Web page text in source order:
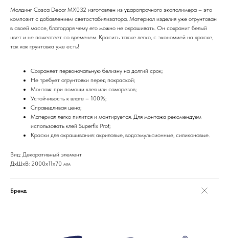
Молдинг Cosca Decor MX032 изготовлен из ударопрочного экополимера – это
композит с добавлением светостабилизатора. Материал изделия уже огрунтован
в своей массе, благодаря чему его можно не окрашивать. Он сохранит белый
цвет и не пожелтеет со временем. Красить также легко, с экономией на краске,
так как грунтовка уже есть!
Сохраняет первоначальную белизну на долгий срок;
Не требует огрунтовки перед покраской;
Монтаж: при помощи клея или саморезов;
Устойчивость к влаге – 100%;
Справедливая цена;
Материал легко пилится и монтируется. Для монтажа рекомендуем
использовать клей Superfix Prof;
Краски для окрашивания: акриловые, водоэмульсионные, силиконовые.
Вид: Декоративный элемент
ДxШxВ: 2000x11x70 мм
Бренд